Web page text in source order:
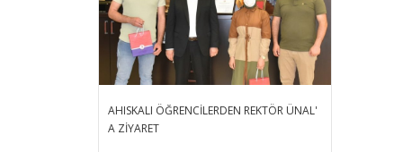
AHISKALI ÖĞRENCİLERDEN REKTÖR ÜNAL'
A ZİYARET